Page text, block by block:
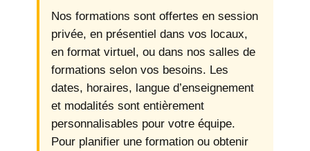
Nos formations sont offertes en session
privée, en présentiel dans vos locaux,
en format virtuel, ou dans nos salles de
formations selon vos besoins. Les
dates, horaires, langue d’enseignement
et modalités sont entièrement
personnalisables pour votre équipe.
Pour planifier une formation ou obtenir